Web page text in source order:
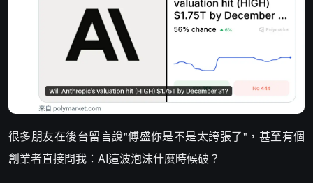
很多朋友在後台留言說"傅盛你是不是太誇張了"，甚至有個
創業者直接問我：AI這波泡沫什麼時候破？